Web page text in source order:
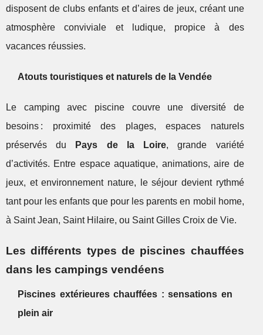
disposent de clubs enfants et d’aires de jeux, créant une
atmosphère conviviale et ludique, propice à des
vacances réussies.
Atouts touristiques et naturels de la Vendée
Le camping avec piscine couvre une diversité de
besoins : proximité des plages, espaces naturels
préservés du
Pays de la Loire, grande variété
d’activités. Entre espace aquatique, animations, aire de
jeux, et environnement nature, le séjour devient rythmé
tant pour les enfants que pour les parents en mobil home,
à Saint Jean, Saint Hilaire, ou Saint Gilles Croix de Vie.
Les différents types de piscines chauffées
dans les campings vendéens
Piscines extérieures chauffées : sensations en
plein air